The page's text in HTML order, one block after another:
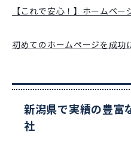
【これで安心！】ホームペー
初めてのホームページを成功
新潟県で実績の豊富
社